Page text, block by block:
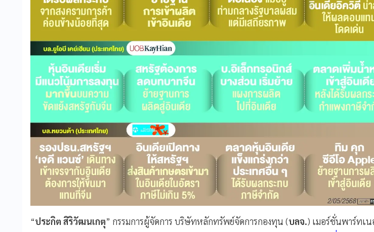
“ประกิต สิริวัฒนเกตุ” กรรมการผู้จัดการ บริษัทหลักทรัพย์จัดการกองทุน (บลจ.) เมอร์ชั่นพาร์ทเน